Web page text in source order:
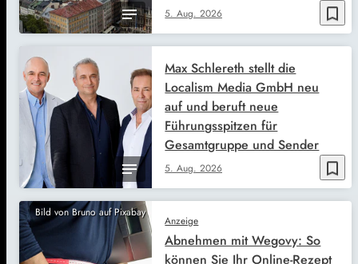
bookmark_border
5. Aug. 2026
bookmark_border
5. Aug. 2026
Max Schlereth stellt die
Localism Media GmbH neu
auf und beruft neue
Führungsspitzen für
Gesamtgruppe und Sender
Bild von Bruno auf Pixabay
Anzeige
Abnehmen mit Wegovy: So
können Sie Ihr Online-Rezept